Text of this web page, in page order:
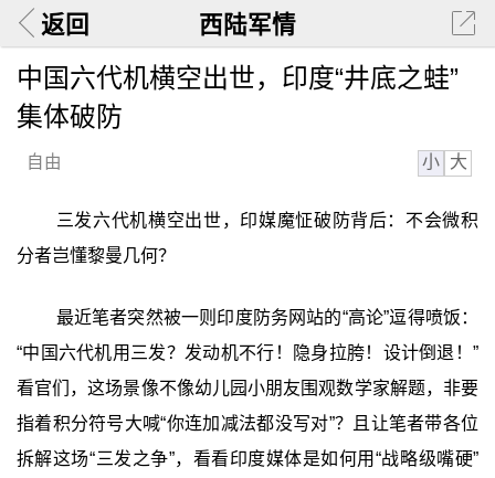
返回 西陆军情
中国六代机横空出世，印度“井底之蛙”
集体破防
自由 小 大
三发六代机横空出世，印媒魔怔破防背后：不会微积
分者岂懂黎曼几何？
最近笔者突然被一则印度防务网站的“高论”逗得喷饭：
“中国六代机用三发？发动机不行！隐身拉胯！设计倒退！”
看官们，这场景像不像幼儿园小朋友围观数学家解题，非要
指着积分符号大喊“你连加减法都没写对”？且让笔者带各位
拆解这场“三发之争”，看看印度媒体是如何用“战略级嘴硬”